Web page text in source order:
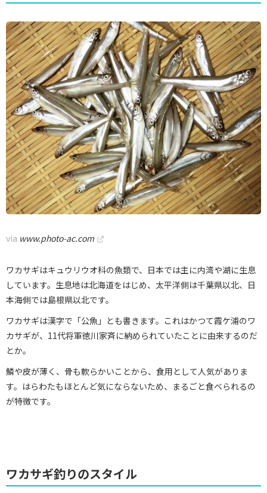
via www.photo-ac.com
ワカサギはキュウリウオ科の魚類で、日本では主に内湾や湖に生息
しています。生息地は北海道をはじめ、太平洋側は千葉県以北、日
本海側では島根県以北です。
ワカサギは漢字で「公魚」とも書きます。これはかつて霞ケ浦のワ
カサギが、11代将軍徳川家斉に納められていたことに由来するのだ
とか。
鱗や皮が薄く、骨も軟らかいことから、食用として人気がありま
す。はらわたもほとんど気にならないため、まるごと食べられるの
が特徴です。
ワカサギ釣りのスタイル